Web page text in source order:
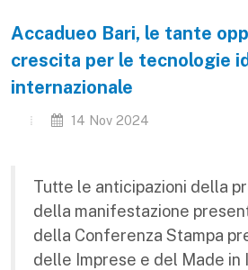
Accadueo Bari, le tante
crescita per le tecnologie
internazionale
14 Nov 2024
Tutte le anticipazioni della
della manifestazione
della Conferenza Stampa
delle Imprese e del Made in